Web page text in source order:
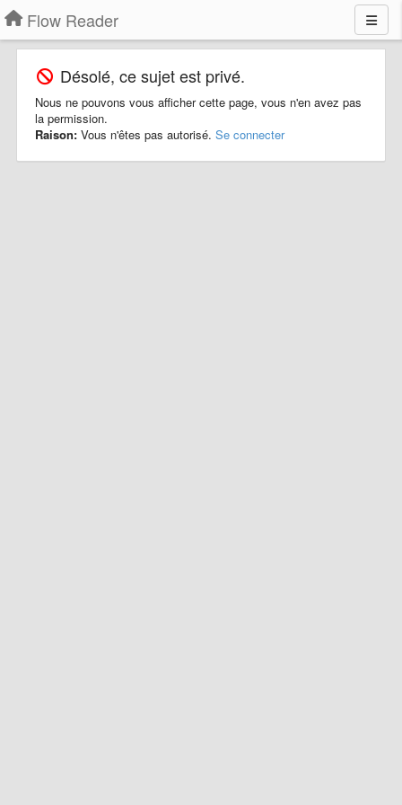
Flow Reader
Désolé, ce sujet est privé.
Nous ne pouvons vous afficher cette page, vous n'en avez pas
la permission.
Raison: Vous n'êtes pas autorisé. Se connecter